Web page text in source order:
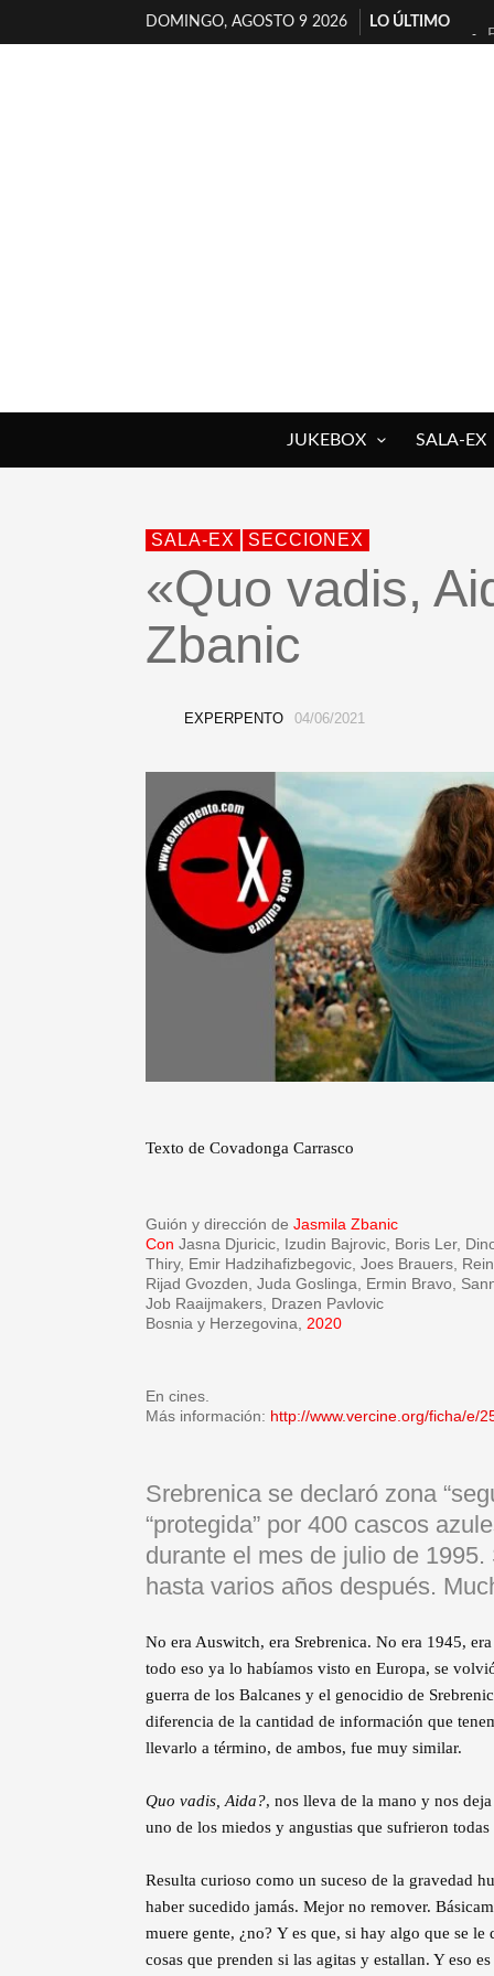
DOMINGO, AGOSTO 9 2026
LO ÚLTIMO
JUKEBOX SALA-EX
SALA-EX SECCIONEX
«Quo vadis,
Zbanic
EXPERPENTO 04/06/2021
Texto de Covadonga Carrasco
Guión y dirección de Jasmila Zbanic
Con Jasna Djuricic, Izudin Bajrovic, Boris Ler,
Thiry, Emir Hadzihafizbegovic, Joes Brauers,
Rijad Gvozden, Juda Goslinga, Ermin Bravo,
Job Raaijmakers, Drazen Pavlovic
Bosnia y Herzegovina, 2020
En cines.
Más información: http://www.vercine.org/ficha/e/
Srebrenica se declaró zona
“protegida” por 400 cascos
durante el mes de julio de
hasta varios años después.
No era Auswitch, era Srebrenica. No era 1945,
todo eso ya lo habíamos visto en Europa, se
guerra de los Balcanes y el genocidio de
diferencia de la cantidad de información que
llevarlo a término, de ambos, fue muy similar.
Quo vadis, Aida?, nos lleva de la mano y nos
uno de los miedos y angustias que sufrieron
Resulta curioso como un suceso de la gravedad
haber sucedido jamás. Mejor no remover.
muere gente, ¿no? Y es que, si hay algo que se
cosas que prenden si las agitas y estallan. Y eso